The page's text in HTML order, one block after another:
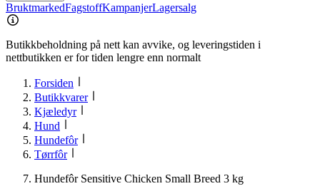
BruktmarkedFagstoffKampanjerLagersalg
Butikkbeholdning på nett kan avvike, og leveringstiden i
nettbutikken er for tiden lengre enn normalt
Forsiden
Butikkvarer
Kjæledyr
Hund
Hundefôr
Tørrfôr
Hundefôr Sensitive Chicken Small Breed 3 kg